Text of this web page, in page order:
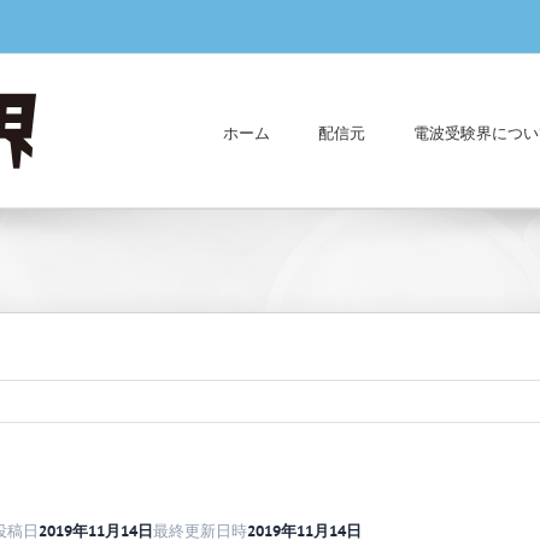
ホーム 配信元 電波受験界につ
稿日2019年11月14日最終更新日時2019年11月14日